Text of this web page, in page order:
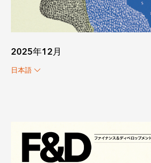
2025年12月
日本語